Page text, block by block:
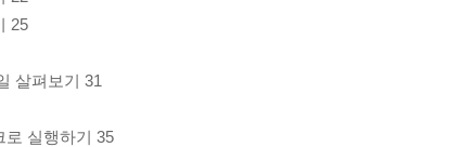
25
살펴보기 31
실행하기 35